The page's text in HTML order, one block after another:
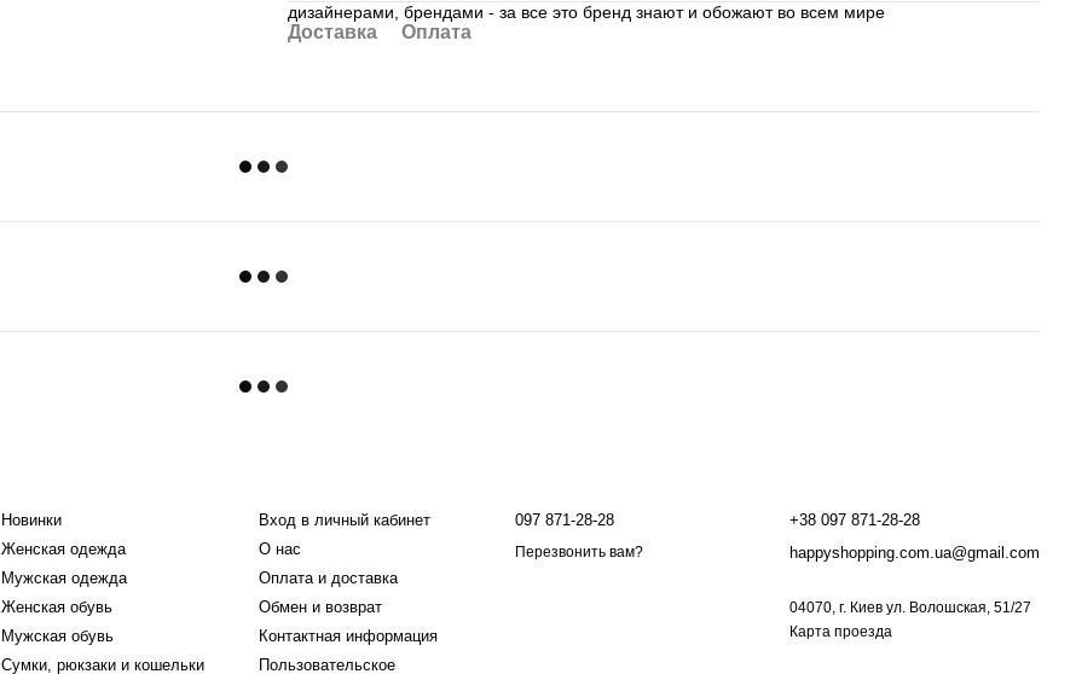
дизайнерами, брендами - за все это бренд знают и обожают во всем мире
Доставка Оплата
Новинки
Женская одежда
Мужская одежда
Женская обувь
Мужская обувь
Сумки, рюкзаки и кошельки
Вход в личный кабинет
О нас
Оплата и доставка
Обмен и возврат
Контактная информация
Пользовательское
097 871-28-28
Перезвонить вам?
+38 097 871-28-28
happyshopping.com.ua@gmail.com
04070, г. Киев ул. Волошская, 51/27
Карта проезда